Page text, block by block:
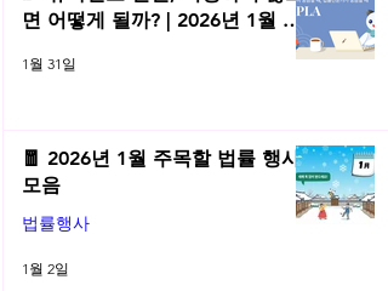
면 어떻게 될까? | 2026년 1월 네
1월 31일
🧧 2026년 1월 주목할 법률 행사
모음
법률행사
1월 2일